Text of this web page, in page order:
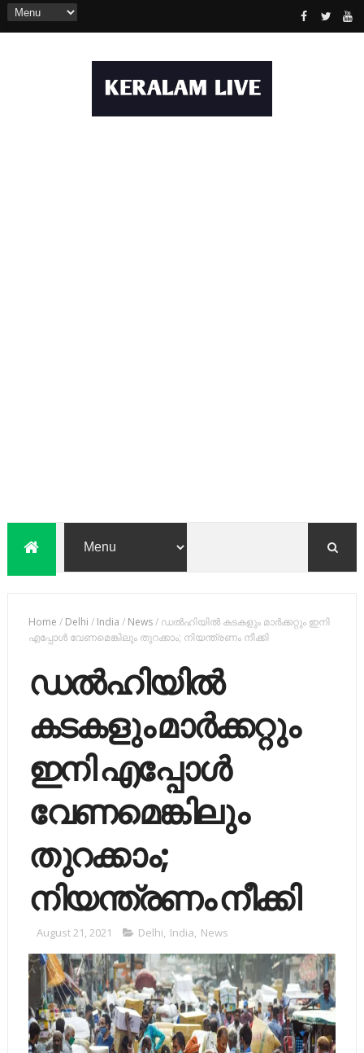
Home / Delhi / India / News/ ഡല്‍ഹിയില്‍ കടകളും മാര്‍ക്കറ്റും ഇനി
എപ്പോള്‍ വേണമെങ്കിലും തുറക്കാം; നിയന്ത്രണം നീക്കി
ഡല്‍ഹിയില്‍
കടകളും മാര്‍ക്കറ്റും
ഇനി എപ്പോള്‍
വേണമെങ്കിലും
തുറക്കാം;
നിയന്ത്രണം നീക്കി
August 21, 2021 Delhi, India, News